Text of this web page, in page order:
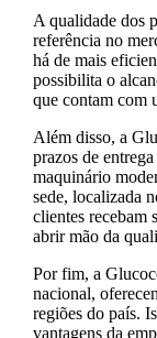
A qualidade dos
referência no
há de mais
possibilita o
que contam com
Além disso, a
prazos de
maquinário
sede, localizada
clientes recebam
abrir mão da
Por fim, a
nacional,
regiões do país.
vantagens da